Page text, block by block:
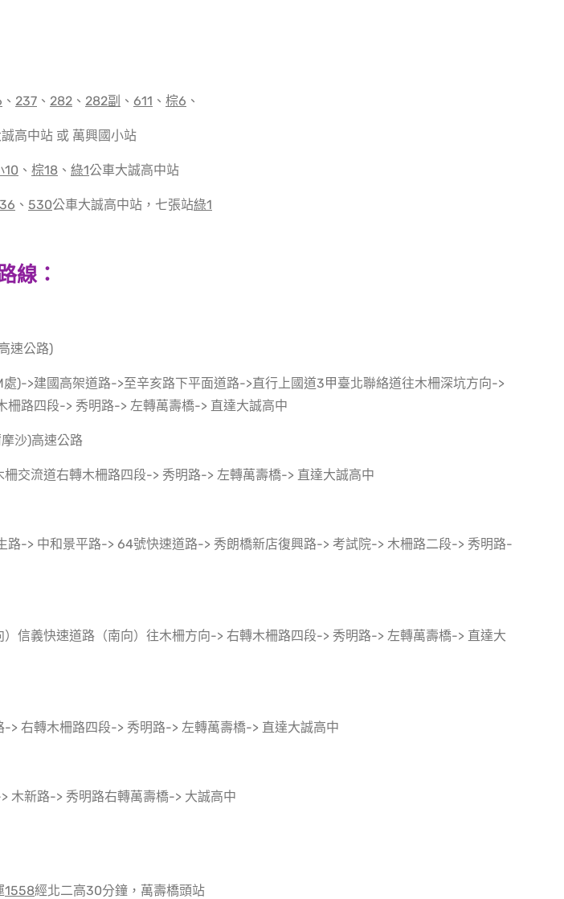
、 237 、 282 、 282副 、 611 、 棕6 、
高中站 或 萬興國小站
10 、 棕18 、 綠1公車大誠高中站
、 530公車大誠高中站，七張站綠1
線：
速公路)
>建國高架道路->至辛亥路下平面道路->直行上國道3甲臺北聯絡道往木柵深坑方向->
柵路四段-> 秀明路-> 左轉萬壽橋-> 直達大誠高中
沙)高速公路
流道右轉木柵路四段-> 秀明路-> 左轉萬壽橋-> 直達大誠高中
路-> 中和景平路-> 64號快速道路-> 秀朗橋新店復興路-> 考試院-> 木柵路二段-> 秀明路-
）信義快速道路（南向）往木柵方向-> 右轉木柵路四段-> 秀明路-> 左轉萬壽橋-> 直達大
> 右轉木柵路四段-> 秀明路-> 左轉萬壽橋-> 直達大誠高中
木新路-> 秀明路右轉萬壽橋-> 大誠高中
1558經北二高30分鐘，萬壽橋頭站